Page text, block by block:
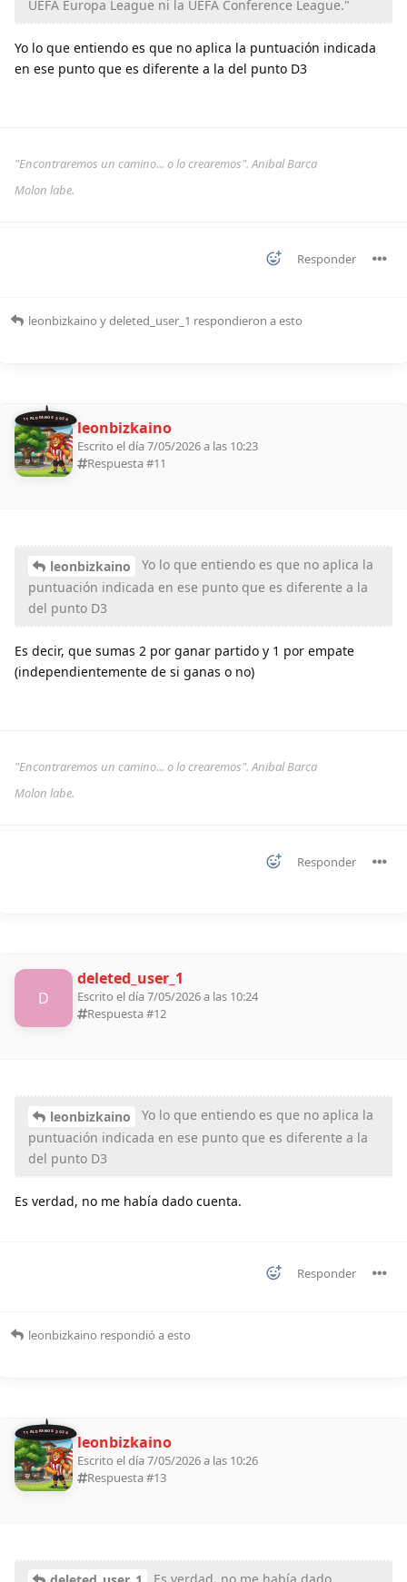
UEFA Europa League ni la UEFA Conference League."
Yo lo que entiendo es que no aplica la puntuación indicada
en ese punto que es diferente a la del punto D3
"Encontraremos un camino... o lo crearemos". Anibal Barca
Molon labe.
Responder
leonbizkaino ydeleted_user_1 respondieron a esto
11 ALDEANOS 2026 leonbizkaino
Escrito el día 7/05/2026 a las 10:23
Respuesta #11
leonbizkaino
Yo lo que entiendo es que no aplica la
puntuación indicada en ese punto que es diferente a la
del punto D3
Es decir, que sumas 2 por ganar partido y 1 por empate
(independientemente de si ganas o no)
"Encontraremos un camino... o lo crearemos". Anibal Barca
Molon labe.
Responder
D
deleted_user_1
Escrito el día 7/05/2026 a las 10:24
Respuesta #12
leonbizkaino
Yo lo que entiendo es que no aplica la
puntuación indicada en ese punto que es diferente a la
del punto D3
Es verdad, no me había dado cuenta.
Responder
leonbizkaino respondió a esto
11 ALDEANOS 2026 leonbizkaino
Escrito el día 7/05/2026 a las 10:26
Respuesta #13
Es verdad, no me había dado